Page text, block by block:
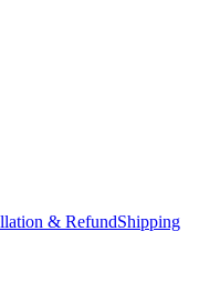
& RefundShipping